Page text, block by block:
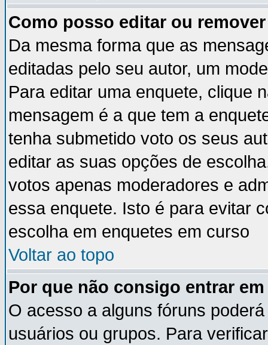
Como posso editar ou
Da mesma forma que as
editadas pelo seu autor, um
Para editar uma enquete, clique
mensagem é a que tem a
tenha submetido voto os seus
editar as suas opções de
votos apenas moderadores e
essa enquete. Isto é para evitar
escolha em enquetes em curso
Voltar ao topo
Por que não consigo entrar
O acesso a alguns fóruns
usuários ou grupos. Para